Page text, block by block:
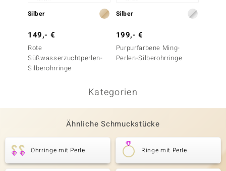
Silber
149,- €
Rote
Süßwasserzuchtperlen-
Silberohrringe
Silber
199,- €
Purpurfarbene Ming-
Perlen-Silberohrringe
Kategorien
Ähnliche Schmuckstücke
Ohrringe mit Perle Ringe mit Perle